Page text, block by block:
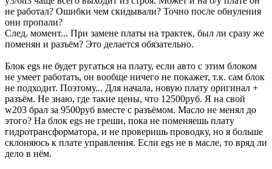
не работал? Ошибки чем скидывали? Точно после обнуления
они пропали?
След. момент... При замене платы на трактек, был ли сразу же
поменян и разъём? Это делается обязательно.
Блок egs не будет ругаться на плату, если авто с этим блоком
не умеет работать, он вообще ничего не покажет, т.к. сам блок
не подходит. Поэтому... Для начала, новую плату оригинал +
разъём. Не знаю, где такие цены, что 12500руб. Я на свой
w203 брал за 9500руб вместе с разъёмом. Масло не менял до
этого? На блок egs не греши, пока не поменяешь плату
гидротрансформатора, и не проверишь проводку, но я больше
склоняюсь к плате управления. Если egs не в масле, то вряд ли
дело в нём.